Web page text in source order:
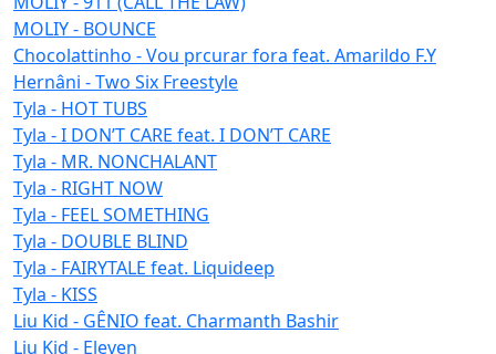
MOLIY - BOUNCE
Chocolattinho - Vou prcurar fora feat. Amarildo F.Y
Hernâni - Two Six Freestyle
Tyla - HOT TUBS
Tyla - I DON’T CARE feat. I DON’T CARE
Tyla - MR. NONCHALANT
Tyla - RIGHT NOW
Tyla - FEEL SOMETHING
Tyla - DOUBLE BLIND
Tyla - FAIRYTALE feat. Liquideep
Tyla - KISS
Liu Kid - GÊNIO feat. Charmanth Bashir
Liu Kid - Eleven